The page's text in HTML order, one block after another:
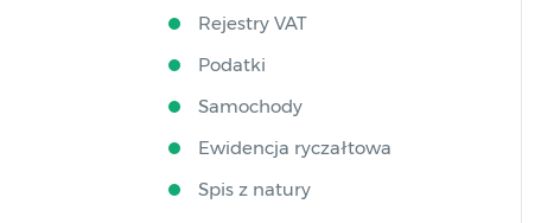
Rejestry VAT
Podatki
Samochody
Ewidencja ryczałtowa
Spis z natury